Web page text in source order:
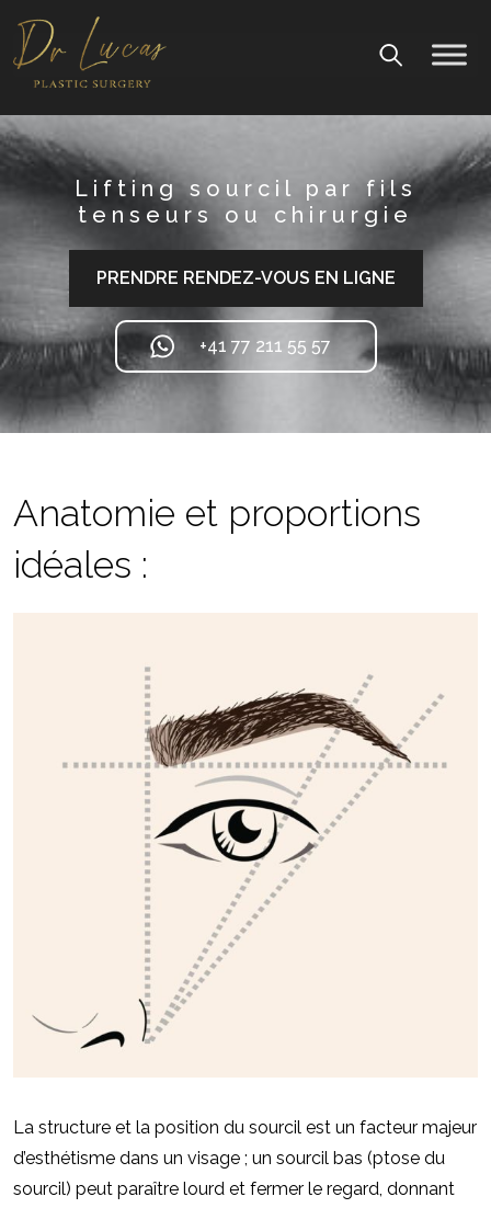
Lifting sourcil par fils
tenseurs ou chirurgie
PRENDRE RENDEZ-VOUS EN LIGNE
+41 77 211 55 57
Anatomie et proportions
idéales :
La structure et la position du sourcil est un facteur majeur
d’esthétisme dans un visage ; un sourcil bas (ptose du
sourcil) peut paraître lourd et fermer le regard, donnant